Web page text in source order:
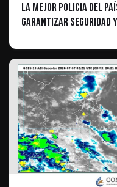
La Mejor Policia del
Garantizar Seguridad